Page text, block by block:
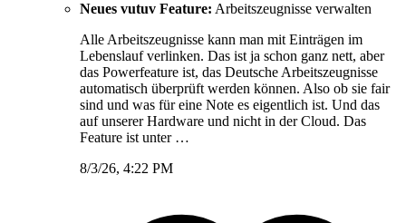
Neues vutuv Feature: Arbeitszeugnisse verwalten
Alle Arbeitszeugnisse kann man mit Einträgen im
Lebenslauf verlinken. Das ist ja schon ganz nett, aber
das Powerfeature ist, das Deutsche Arbeitszeugnisse
automatisch überprüft werden können. Also ob sie fair
sind und was für eine Note es eigentlich ist. Und das
auf unserer Hardware und nicht in der Cloud. Das
Feature ist unter …
8/3/26, 4:22 PM